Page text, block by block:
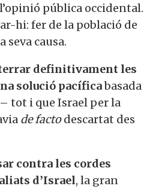
pública occidental.
hi: fer de la població de
seva causa.
definitivament les
solució pacíficabasada
tot i que Israel per la
de factodescartat des
contra les cordes
d’Israel, la gran